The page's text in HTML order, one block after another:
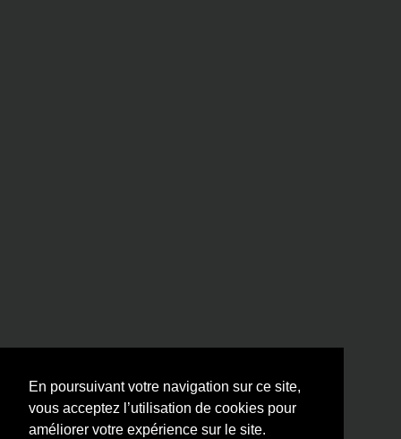
En poursuivant votre navigation sur ce site,
vous acceptez l’utilisation de cookies pour
améliorer votre expérience sur le site.